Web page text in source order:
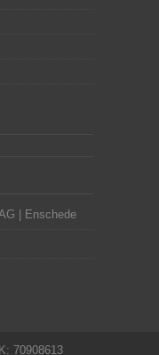
| Enschede
70908613